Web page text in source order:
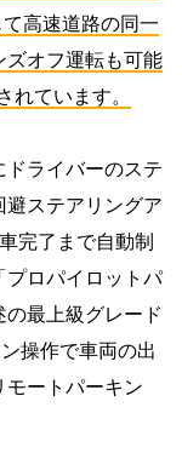
高速道路の同一
ズオフ運転も可能
れています。
ドライバーのステ
避ステアリングア
完了まで自動制
プロパイロットパ
最上級グレード
操作で車両の出
モートパーキン